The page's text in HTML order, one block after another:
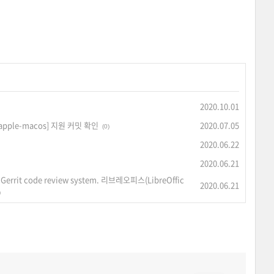
2020.10.01
macos] 지원 커밋 확인
(0)
2020.07.05
2020.06.22
2020.06.21
code review system. 리브레오피스(LibreOffic
2020.06.21